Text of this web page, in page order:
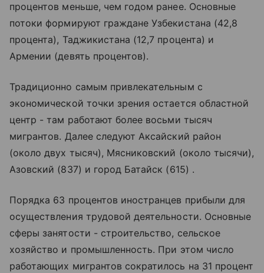
процентов меньше, чем годом ранее. Основные
потоки формируют граждане Узбекистана (42,8
процента), Таджикистана (12,7 процента) и
Армении (девять процентов).
Традиционно самым привлекательным с
экономической точки зрения остается областной
центр - там работают более восьми тысяч
мигрантов. Далее следуют Аксайский район
(около двух тысяч), Мясниковский (около тысячи),
Азовский (837) и город Батайск (615) .
Порядка 63 процентов иностранцев прибыли для
осуществления трудовой деятельности. Основные
сферы занятости - строительство, сельское
хозяйство и промышленность. При этом число
работающих мигрантов сократилось на 31 процент